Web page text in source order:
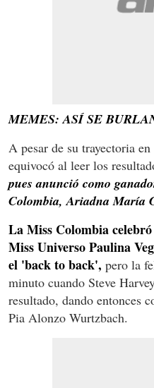
MEMES: ASÍ SE
A pesar de su trayectoria
equivocó al leer los
pues anunció como
Colombia, Ariadna María
La Miss Colombia
Miss Universo Paulina
el 'back to back', pero la
minuto cuando Steve
resultado, dando entonces
Pia Alonzo Wurtzbach.